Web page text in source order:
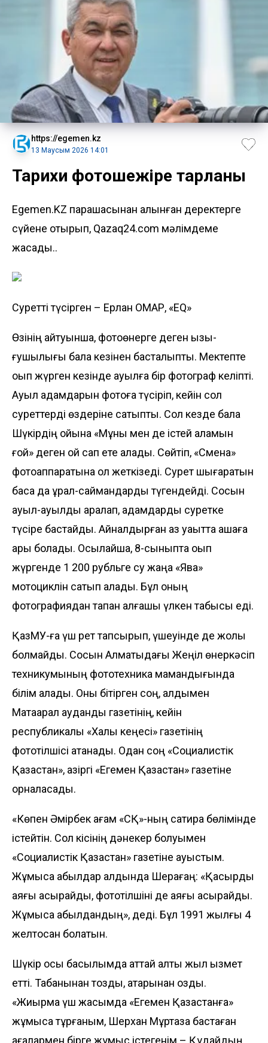
https://egemen.kz
13 Маусым 2026 14:01
Тарихи фотошежіре тарланы
Egemen.KZ парақшасынан алынған деректерге
сүйене отырып, Qazaq24.com мәлімдеме
жасады..
Суретті түсірген – Ерлан ОМАР, «EQ»
Өзінің айтуынша, фотоөнерге деген қызы­
ғушылығы бала кезінен басталыпты. Мектепте
оқып жүрген кезінде ауылға бір фотограф келіпті.
Ауыл адамдарын фотоға түсіріп, кейін сол
суреттерді өздеріне сатыпты. Сол кезде бала
Шүкірдің ойына «Мұны мен де істей аламын
ғой» деген ой сап ете қалады. Сөйтіп, «Смена»
фотоаппаратына қол жеткізеді. Сурет шығаратын
басқа да құрал-саймандарды түген­дейді. Сосын
ауыл-ауылды аралап, адамдарды суретке
түсіре бастайды. Айналдырған аз уақытта ақшаға
қарық болады. Осылайша, 8-сыныпта оқып
жүргенде 1 200 рубльге су жаңа «Ява»
мотоциклін сатып алады. Бұл оның
фотографиядан тапқан алғашқы үлкен табысы еді.
ҚазМУ-ға үш рет тапсырып, үшеуінде де жолы
болмайды. Сосын Алматыдағы Жеңіл өнеркәсіп
техникумының фототехника мамандығында
білім алады. Оны бітірген соң, алдымен
Мақтаарал аудандық газетінің, кейін
республикалық «Халық кеңесі» газетінің
фототілшісі атанады. Одан соң «Социалистік
Қазақстан», қазіргі «Егемен Қазақ­стан» газетіне
орналасады.
«Көпен Әмірбек ағам «СҚ»-ның сатира бөлімінде
істейтін. Сол кісінің дәнекер болуымен
«Социалистік Қазақстан» газетіне ауыстым.
Жұмысқа қабылдар алдында Шерағаң: «Қасқырды
аяғы асырайды, фототілшіні де аяғы асырайды.
Жұмысқа қабылдандың», деді. Бұл 1991 жылғы 4
желтоқсан болатын.
Шүкір осы басылымда аттай алты жыл қызмет
етті. Таба­нынан тозды, қатарынан озды.
«Жиырма үш жасымда «Егемен Қазақстанға»
жұмысқа тұр­ғаным, Шерхан Мұртаза бастаған
ағалармен бірге жұмыс істегенім – Құдайдың